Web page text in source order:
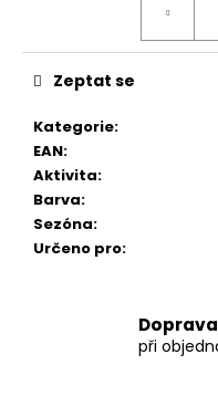
Kategorie:
EAN:
Aktivita:
Barva:
Sezóna:
Určeno pro:
Zeptat se
při
e
m
e